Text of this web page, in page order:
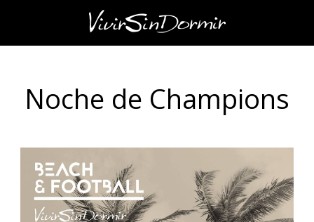
Noche de Champions